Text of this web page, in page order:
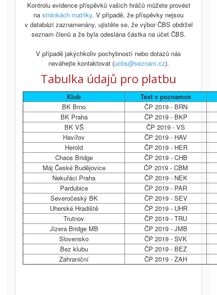
Kontrolu evidence příspěvků vašich hráčů můžete provést
na stránkách matriky. V případě, že příspěvky nejsou
v databázi zaznamenány, ujistěte se, že výbor ČBS obdržel
seznam členů a že byla odeslána částka na účet ČBS.
V případě jakýchkoliv pochybností nebo dotazů nás
neváhejte kontaktovat (ucbs@seznam.cz).
Tabulka údajů pro platbu
Klub
Text v poznamce
BK Brno
ČP 2019 - BRN
BK Praha
ČP 2019 - BKP
BK VŠ
ČP 2019 - VS
Havířov
ČP 2019 - HAV
Herold
ČP 2019 - HER
Chaos Bridge
ČP 2019 - CHB
Máj České Budějovice
ČP 2019 - CBM
Nekuřáci Praha
ČP 2019 - NEK
Pardubice
ČP 2019 - PAR
Severočeský BK
ČP 2019 - SEV
Uherské Hradiště
ČP 2019 - UHR
Trutnov
ČP 2019 - TRU
Jizera Bridge MB
ČP 2019 - JMB
Slovensko
ČP 2019 - SVK
Bez klubu
ČP 2019 - BEZ
Zahraniční
ČP 2019 - ZAH